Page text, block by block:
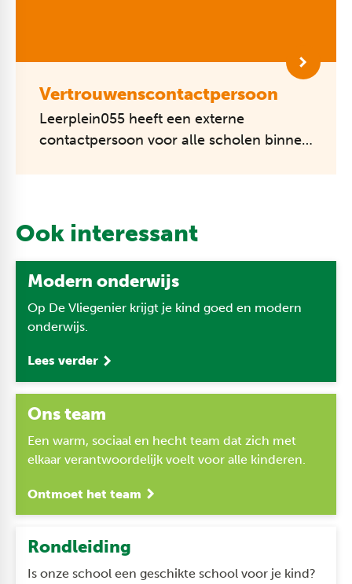
Vertrouwenscontactpersoon
Leerplein055 heeft een externe
contactpersoon voor alle scholen binnen
IJsselgroep.
​Telefoon: 0...
Ook interessant
Modern onderwijs
Op De Vliegenier krijgt je kind goed en modern
onderwijs.
Lees verder
Ons team
Een warm, sociaal en hecht team dat zich met
elkaar verantwoordelijk voelt voor alle kinderen.
Ontmoet het team
Rondleiding
Is onze school een geschikte school voor je kind?